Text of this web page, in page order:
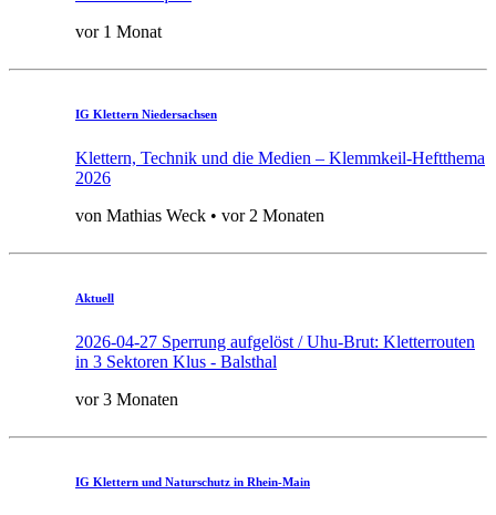
vor 1 Monat
IG Klettern Niedersachsen
Klettern, Technik und die Medien – Klemmkeil-Heftthema
2026
von Mathias Weck • vor 2 Monaten
Aktuell
2026-04-27 Sperrung aufgelöst / Uhu-Brut: Kletterrouten
in 3 Sektoren Klus - Balsthal
vor 3 Monaten
IG Klettern und Naturschutz in Rhein-Main